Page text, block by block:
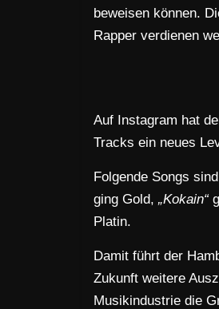
beweisen können.
Rapper verdienen
Auf Instagram hat
Tracks ein neues
Folgende Songs
ging Gold, „Kokain“
Platin.
Damit führt der
Zukunft weitere
Musikindustrie die